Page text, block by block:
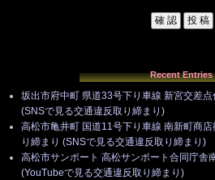
Recent Entries
坂出市府中町 県道33号下り車線 新宮交差
(SNSで見る交通違反取り締まり)
高松市亀井町 国道11号下り車線 南新町商
り締まり (SNSで見る交通違反取り締まり)
高松市サンポート 高松サンポート合同庁舎
(YouTubeで見る交通違反取り締まり)